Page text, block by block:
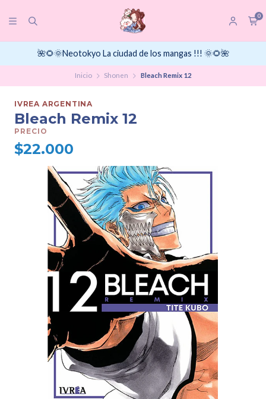
0
🌺🌻🌞Neotokyo La ciudad de los mangas !!! 🌞🌻🌺
Inicio Shonen Bleach Remix 12
IVREA ARGENTINA
Bleach Remix 12
PRECIO
$22.000